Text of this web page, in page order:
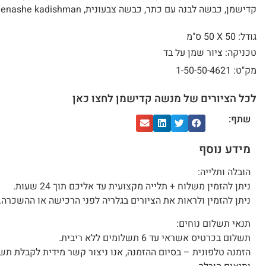
קדישמן, כבשה לבנה עם כתר, כבשה צבעונית, menashe kadishman
גודל: 50 X
50 ס"מ
טכניקה: ציור שמן על בד
מק"ט: 1-50-50-4621
לכל הציורים של מנשה קדישמן לחצו כאן
שתף:
מידע נוסף
הובלה ותלייה:
ניתן להזמין משלוח + תלייה מקצועית עד אליכם תוך 24 שעות.
ניתן להזמין ולראות את הציורים בגלריה לפני הרכישה או
תנאי תשלום נוחים:
תשלום בכרטיס אשראי עד 6 תשלומים ללא ריבית.
הזמנה טלפונית – בסיום ההזמנה, אנו ניצור קשר מידית לקבלת